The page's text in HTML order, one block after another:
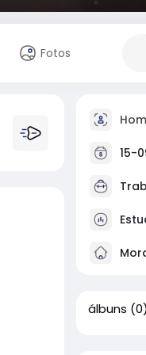
Fotos
15-
álbuns (0)